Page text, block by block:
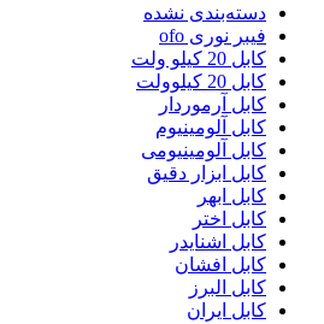
دسته‌بندی نشده
فیبر نوری ofo
کابل 20 کیلو ولت
کابل 20 کیلوولت
کابل آرموردار
کابل آلومینیوم
کابل آلومینیومی
کابل ابزار دقیق
کابل ابهر
کابل اختر
کابل اشنایدر
کابل افشان
کابل البرز
کابل ایران